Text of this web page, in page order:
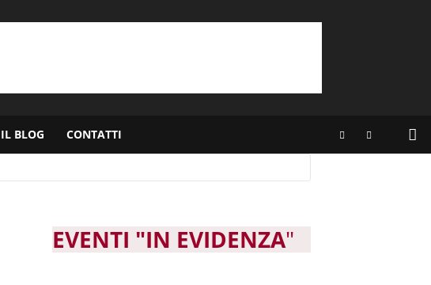
IL BLOG CONTATTI
EVENTI "IN EVIDENZA"